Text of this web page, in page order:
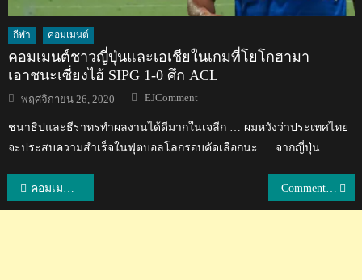
กีฬา คอมเมนต์
คอมเมนต์ชาวญี่ปุ่นและเอเชียในเกมที่โยโกฮามา
เอาชนะเซี่ยงไฮ้ SIPG 1-0 ศึก ACL
Posted
on
พฤศจิกายน 26, 2020 Author
EJComment
ชนาธิปและธีราทรทำผลงานได้ดีมากในเจลีก … ผมหวังว่าประเทศไทย
จะประสบความสำเร็จในฟุตบอลโลกรอบคัดเลือกนะ … จากญี่ปุ่น
แนะแนว
คอมเมนต์แฟนบอลเอเชียหลังจากเกาหลีใต้เอาชนะเยอรมนี 2-0 Comment แฟนบอลทั่วโลกหลังญี่ปุ่นผ่านเข้ารอบ 16 ทีม ด้วยกฎแฟร์เพลย์